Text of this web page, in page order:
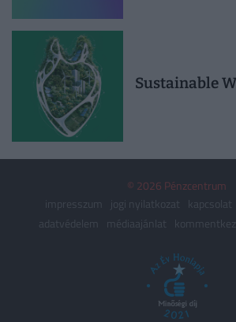
Sustainable
© 2026 Pénzcentrum
impresszum
jogi nyilatkozat kapcsolat
adatvédelem
médiaajánlat